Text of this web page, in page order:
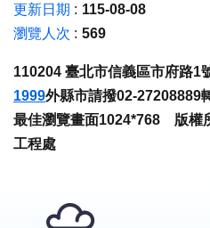
更新日期
115-08-08
瀏覽人次
569
110204 臺北市信義區市府路1
1999外縣市請撥02-27208889
最佳瀏覽畫面1024*768 版權
工程處